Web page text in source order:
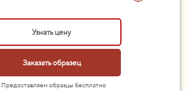
Узнать цену
Заказать образец
Предоставляем образцы бесплатно